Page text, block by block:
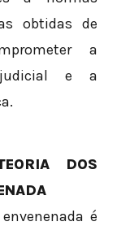
obtidas de
a
judicial e a
DOS
é